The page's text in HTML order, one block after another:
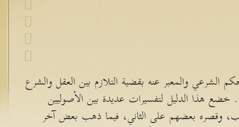
والمعبر عنه بقضية التلازم بين العقل والشرع
هذا الدليل لتفسيرات عديدة بين الأصوليين
وقصره بعضهم على الثاني، فيما ذهب بعض آخر